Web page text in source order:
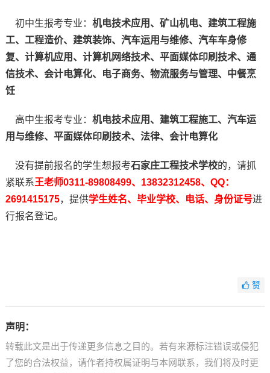
初中生报考专业： 机电技术应用、矿山机电、建筑工程施
工、工程造价、建筑装饰、汽车运用与维修、汽车车身修
复、计算机应用、计算机网络技术、平面媒体印刷技术、通
信技术、会计电算化、电子商务、物流服务与管理、中餐烹
饪
高中生报考专业： 机电技术应用、建筑工程施工、汽车运
用与维修、平面媒体印刷技术、法律、会计电算化
没有提前报名的学生想报考石家庄工程技术学校的，请抓
紧联系王老师0311-89808499、13832312458、QQ：
2691415175，提供学生姓名、毕业学校、电话、身份证号进
行报名登记。
赞
声明：
转载此文是出于传递更多信息之目的。若有来源标注错误或侵犯
了您的合法权益，请作者持权属证明与本网联系，我们将及时更